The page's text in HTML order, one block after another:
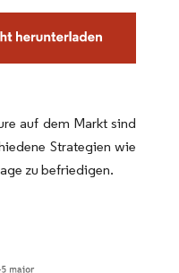
auf dem Markt sind
Strategien wie
zu befriedigen.